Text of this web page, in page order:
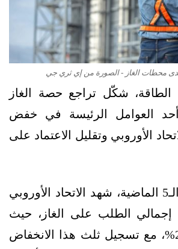
محطات الغاز - الصورة من إي ثري جي
الطاقة، شكّل تراجع حصة الغاز
أحد العوامل الرئيسة في خفض
الأوروبي وتقليل الاعتماد على
فخلال السنوات الـ5 الماضية، شهد الاتحاد الأوروبي
إجمالي الطلب على الغاز، حيث
انخفض بنسبة 20%، مع تسجيل ثلث هذا الانخفاض